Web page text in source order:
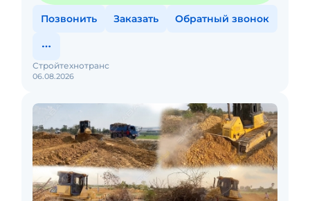
Позвонить Заказать Обратный звонок
06.08.2026
Стройтехнотранс